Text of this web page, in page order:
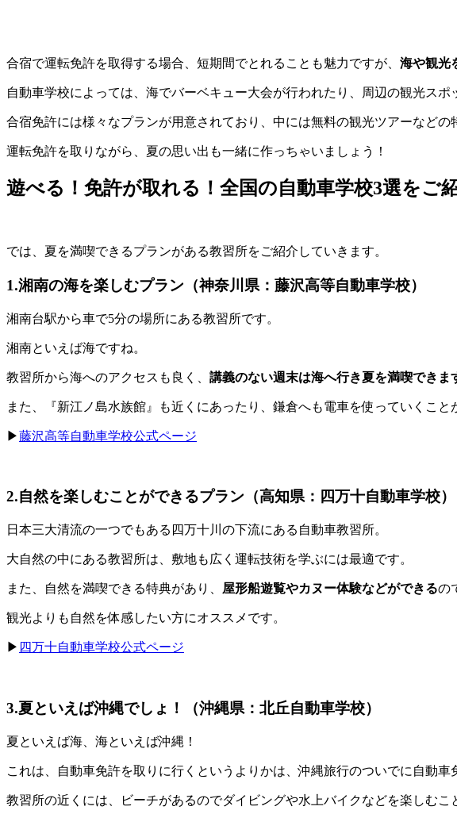
合宿で運転免許を取得する場合、短期間でとれることも魅力ですが、 海や観光
自動車学校によっては、海でバーベキュー大会が行われたり、周辺の観光ス
合宿免許には様々なプランが用意されており、中には無料の観光ツアーなどの
運転免許を取りながら、夏の思い出も一緒に作っちゃいましょう！
遊べる！免許が取れる！全国の自動車学校3選をご
では、夏を満喫できるプランがある教習所をご紹介していきます。
1.湘南の海を楽しむプラン（神奈川県：藤沢高等自動車学校）
湘南台駅から車で5分の場所にある教習所です。
湘南といえば海ですね。
教習所から海へのアクセスも良く、 講義のない週末は海へ行き夏を満喫できま
また、『新江ノ島水族館』も近くにあったり、鎌倉へも電車を使っていくこ
▶藤沢高等自動車学校公式ページ
2.自然を楽しむことができるプラン（高知県：四万十自動車学校）
日本三大清流の一つでもある四万十川の下流にある自動車教習所。
大自然の中にある教習所は、敷地も広く運転技術を学ぶには最適です。
また、自然を満喫できる特典があり、 屋形船遊覧やカヌー体験などができるの
観光よりも自然を体感したい方にオススメです。
▶ 四万十自動車学校公式ページ
3.夏といえば沖縄でしょ！（沖縄県：北丘自動車学校）
夏といえば海、海といえば沖縄！
これは、自動車免許を取りに行くというよりかは、沖縄旅行のついでに自動
教習所の近くには、ビーチがあるのでダイビングや水上バイクなどを楽しむこ